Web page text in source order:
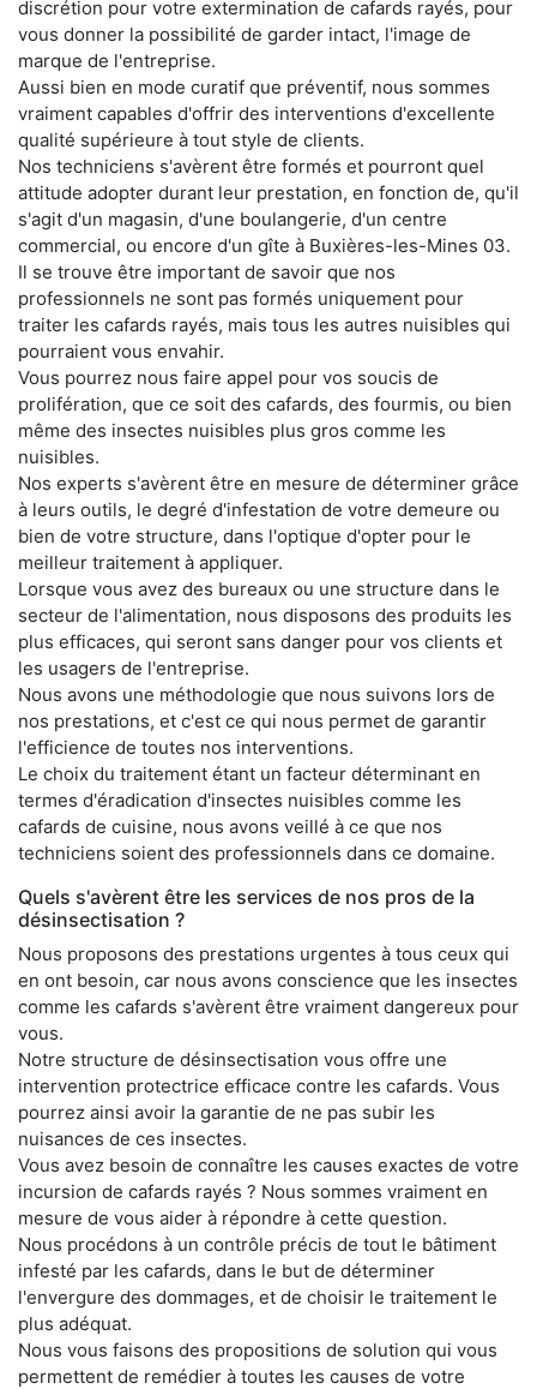
discrétion pour votre extermination de cafards rayés, pour
vous donner la possibilité de garder intact, l'image de
marque de l'entreprise.
Aussi bien en mode curatif que préventif, nous sommes
vraiment capables d'offrir des interventions d'excellente
qualité supérieure à tout style de clients.
Nos techniciens s'avèrent être formés et pourront quel
attitude adopter durant leur prestation, en fonction de, qu'il
s'agit d'un magasin, d'une boulangerie, d'un centre
commercial, ou encore d'un gîte à Buxières-les-Mines 03.
Il se trouve être important de savoir que nos
professionnels ne sont pas formés uniquement pour
traiter les cafards rayés, mais tous les autres nuisibles qui
pourraient vous envahir.
Vous pourrez nous faire appel pour vos soucis de
prolifération, que ce soit des cafards, des fourmis, ou bien
même des insectes nuisibles plus gros comme les
nuisibles.
Nos experts s'avèrent être en mesure de déterminer grâce
à leurs outils, le degré d'infestation de votre demeure ou
bien de votre structure, dans l'optique d'opter pour le
meilleur traitement à appliquer.
Lorsque vous avez des bureaux ou une structure dans le
secteur de l'alimentation, nous disposons des produits les
plus efficaces, qui seront sans danger pour vos clients et
les usagers de l'entreprise.
Nous avons une méthodologie que nous suivons lors de
nos prestations, et c'est ce qui nous permet de garantir
l'efficience de toutes nos interventions.
Le choix du traitement étant un facteur déterminant en
termes d'éradication d'insectes nuisibles comme les
cafards de cuisine, nous avons veillé à ce que nos
techniciens soient des professionnels dans ce domaine.
Quels s'avèrent être les services de nos pros de la
désinsectisation ?
Nous proposons des prestations urgentes à tous ceux qui
en ont besoin, car nous avons conscience que les insectes
comme les cafards s'avèrent être vraiment dangereux pour
vous.
Notre structure de désinsectisation vous offre une
intervention protectrice efficace contre les cafards. Vous
pourrez ainsi avoir la garantie de ne pas subir les
nuisances de ces insectes.
Vous avez besoin de connaître les causes exactes de votre
incursion de cafards rayés ? Nous sommes vraiment en
mesure de vous aider à répondre à cette question.
Nous procédons à un contrôle précis de tout le bâtiment
infesté par les cafards, dans le but de déterminer
l'envergure des dommages, et de choisir le traitement le
plus adéquat.
Nous vous faisons des propositions de solution qui vous
permettent de remédier à toutes les causes de votre